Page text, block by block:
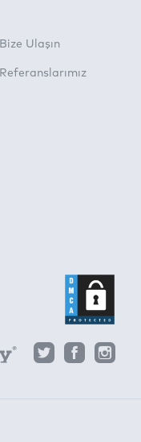
Bize Ulaşın
Referanslarımız